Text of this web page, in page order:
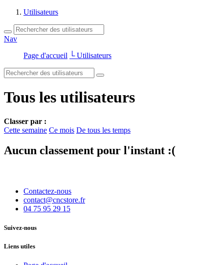
Utilisateurs
Nav
Page d'accueil └ Utilisateurs
Tous les utilisateurs
Classer par :
Cette semaine Ce mois De tous les temps
Aucun classement pour l'instant :(
Contactez-nous
contact@cncstore.fr
04 75 95 29 15
Suivez-nous
Liens utiles